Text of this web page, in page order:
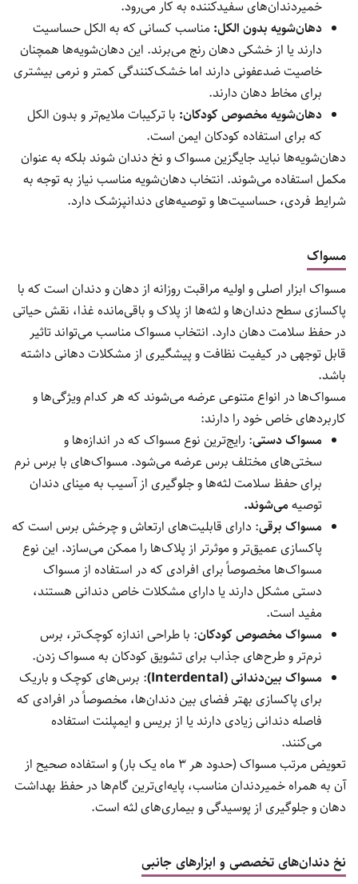
خمیردندان‌های سفیدکننده به کار می‌رود.
دهان‌شویه بدون الکل: مناسب کسانی که به الکل حساسیت
دارند یا از خشکی دهان رنج می‌برند. این دهان‌شویه‌ها همچنان
خاصیت ضدعفونی دارند اما خشک‌کنندگی کمتر و نرمی بیشتری
برای مخاط دهان دارند.
دهان‌شویه مخصوص کودکان: با ترکیبات ملایم‌تر و بدون الکل
که برای استفاده کودکان ایمن است.
دهان‌شویه‌ها نباید جایگزین مسواک و نخ دندان شوند بلکه به عنوان
مکمل استفاده می‌شوند. انتخاب دهان‌شویه مناسب نیاز به توجه به
شرایط فردی، حساسیت‌ها و توصیه‌های دندانپزشک دارد.
مسواک
مسواک ابزار اصلی و اولیه مراقبت روزانه از دهان و دندان است که با
پاکسازی سطح دندان‌ها و لثه‌ها از پلاک و باقی‌مانده غذا، نقش حیاتی
در حفظ سلامت دهان دارد. انتخاب مسواک مناسب می‌تواند تاثیر
قابل توجهی در کیفیت نظافت و پیشگیری از مشکلات دهانی داشته
باشد.
مسواک‌ها در انواع متنوعی عرضه می‌شوند که هر کدام ویژگی‌ها و
کاربردهای خاص خود را دارند:
مسواک دستی: رایج‌ترین نوع مسواک که در اندازه‌ها و
سختی‌های مختلف برس عرضه می‌شود. مسواک‌های با برس نرم
برای حفظ سلامت لثه‌ها و جلوگیری از آسیب به مینای دندان
توصیهمی‌شوند.
مسواک برقی: دارای قابلیت‌های ارتعاش و چرخش برس است که
پاکسازی عمیق‌تر و موثرتر از پلاک‌ها را ممکن می‌سازد. این نوع
مسواک‌ها مخصوصاً برای افرادی که در استفاده از مسواک
دستی مشکل دارند یا دارای مشکلات خاص دندانی هستند،
مفید است.
مسواک مخصوص کودکان: با طراحی اندازه کوچک‌تر، برس
نرم‌تر و طرح‌های جذاب برای تشویق کودکان به مسواک زدن.
مسواک بین‌دندانی (Interdental)
: برس‌های کوچک و باریک
برای پاکسازی بهتر فضای بین دندان‌ها، مخصوصاً در افرادی که
فاصله دندانی زیادی دارند یا از بریس و ایمپلنت استفاده
می‌کنند.
تعویض مرتب مسواک (حدود هر ۳ ماه یک بار) و استفاده صحیح از
آن به همراه خمیردندان مناسب، پایه‌ای‌ترین گام‌ها در حفظ بهداشت
دهان و جلوگیری از پوسیدگی و بیماری‌های لثه است.
نخ دندان‌های تخصصی و ابزارهای جانبی